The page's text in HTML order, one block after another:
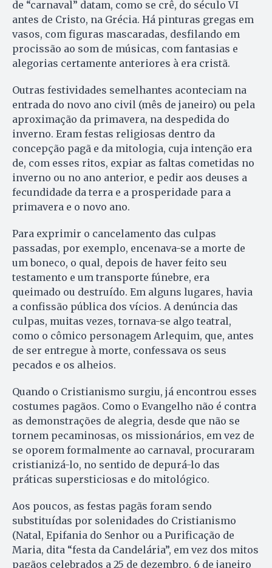
de “carnaval” datam, como se crê, do século VI
antes de Cristo, na Grécia. Há pinturas gregas em
vasos, com figuras mascaradas, desfilando em
procissão ao som de músicas, com fantasias e
alegorias certamente anteriores à era cristã.
Outras festividades semelhantes aconteciam na
entrada do novo ano civil (mês de janeiro) ou pela
aproximação da primavera, na despedida do
inverno. Eram festas religiosas dentro da
concepção pagã e da mitologia, cuja intenção era
de, com esses ritos, expiar as faltas cometidas no
inverno ou no ano anterior, e pedir aos deuses a
fecundidade da terra e a prosperidade para a
primavera e o novo ano.
Para exprimir o cancelamento das culpas
passadas, por exemplo, encenava-se a morte de
um boneco, o qual, depois de haver feito seu
testamento e um transporte fúnebre, era
queimado ou destruído. Em alguns lugares, havia
a confissão pública dos vícios. A denúncia das
culpas, muitas vezes, tornava-se algo teatral,
como o cômico personagem Arlequim, que, antes
de ser entregue à morte, confessava os seus
pecados e os alheios.
Quando o Cristianismo surgiu, já encontrou esses
costumes pagãos. Como o Evangelho não é contra
as demonstrações de alegria, desde que não se
tornem pecaminosas, os missionários, em vez de
se oporem formalmente ao carnaval, procuraram
cristianizá-lo, no sentido de depurá-lo das
práticas supersticiosas e do mitológico.
Aos poucos, as festas pagãs foram sendo
substituídas por solenidades do Cristianismo
(Natal, Epifania do Senhor ou a Purificação de
Maria, dita “festa da Candelária”, em vez dos mitos
pagãos celebrados a 25 de dezembro, 6 de janeiro